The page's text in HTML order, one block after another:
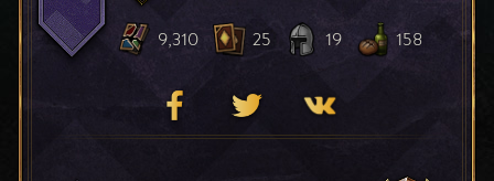
9,310 25 19 158